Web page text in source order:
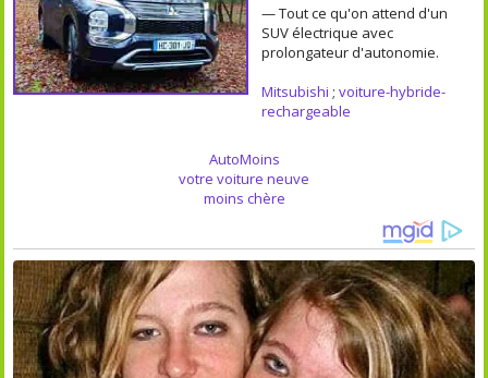
— Tout ce qu'on attend d'un
SUV électrique avec
prolongateur d'autonomie.
Mitsubishi ; voiture-hybride-
rechargeable
AutoMoins
votre voiture neuve
moins chère